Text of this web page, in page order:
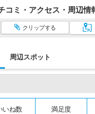
コミ・アクセス・周辺情
クリップする
周辺スポット
いね数 満足度